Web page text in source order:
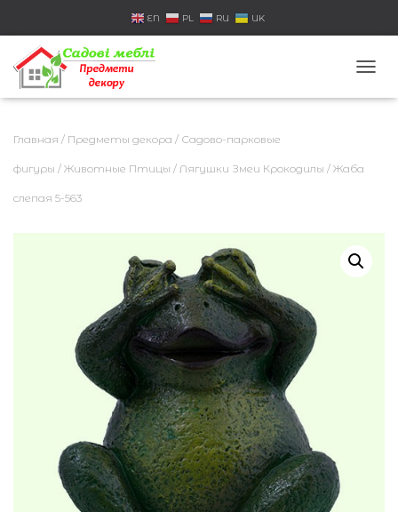
EN PL RU UK
Е
Т
Ь
Н
Главная / Предметы декора / Садово-парковые
фигуры / Животные Птицы / Лягушки Змеи Крокодилы / Жаба
слепая 5-563